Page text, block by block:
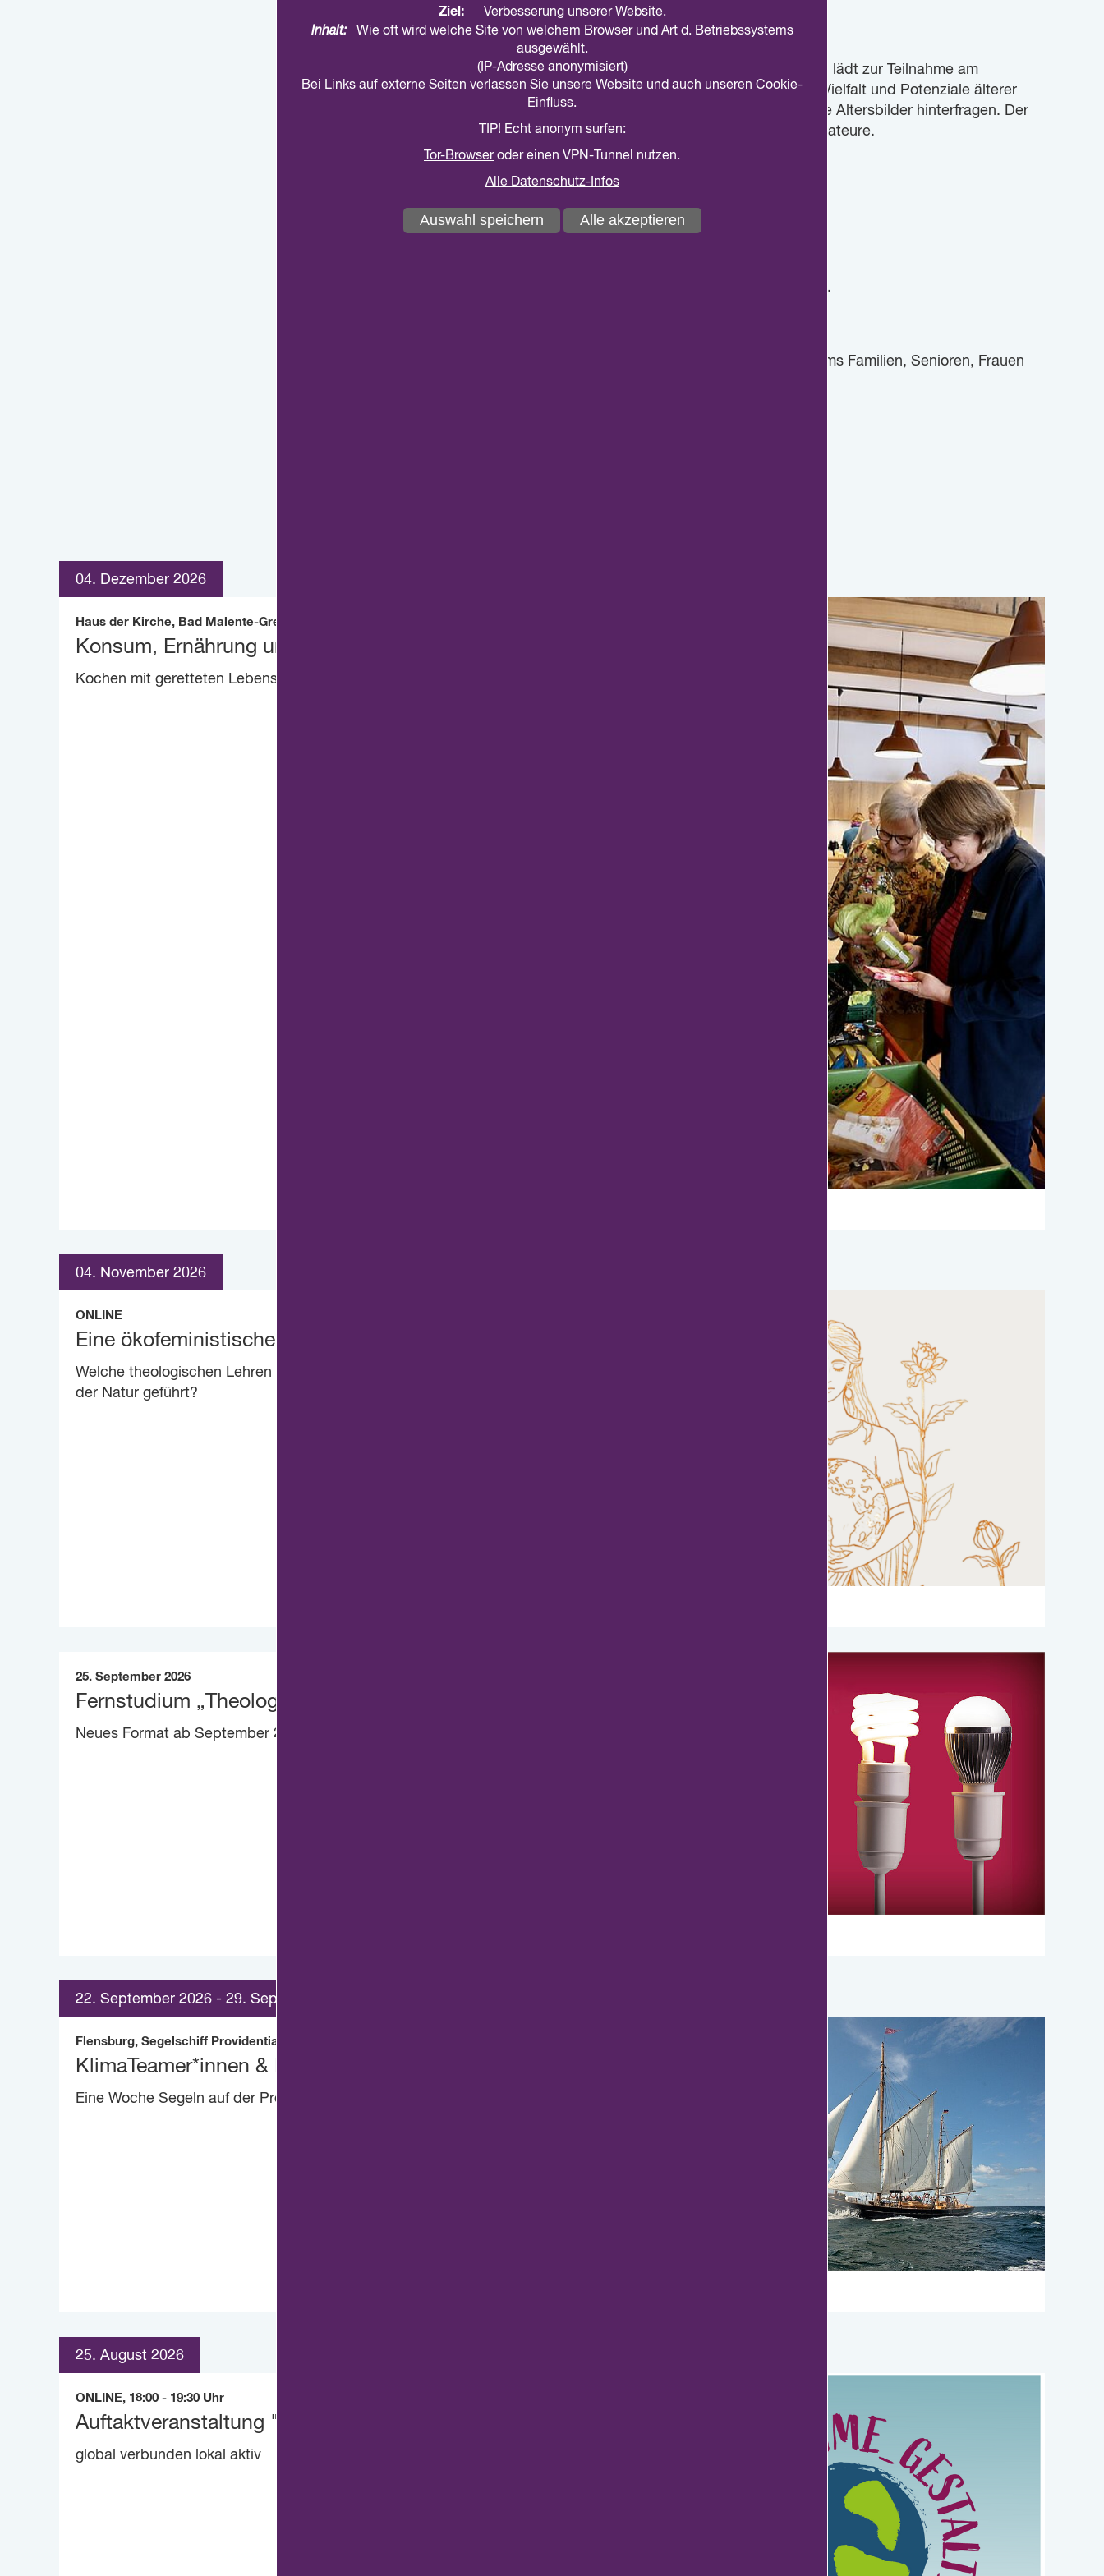
teilen drucken
Die BAGSO - Bundesarbeitsgemeinschaft der Seniorenorganisationen lädt zur Teilnahme am
Fotowettbewerb "VielfALT"ein. Gesucht werden Fotografien, die die Vielfalt und Potenziale älterer
Menschen in der heutigen Gesellschaft dokumentieren und stereotype Altersbilder hinterfragen. Der
Fotowettbewerb VielfALT richtet sich sowohl an Profis als auch an Amateure.
• Das bin ich. Individuell im Alter.
• Mittendrin. Aktiv und engagiert bis ins hohe Alter.
• Licht und Schatten. Herausforderungen im Alter.
Eine unabhängige Jury vergibt Preise im Gesamtwert von 19.000 Euro.
des Bundesministeriums Familien, Senioren, Frauen
04. Dezember 2026
Haus der Kirche, Bad Malente-Gremsmühlen
Konsum, Ernährung und Artenvielfalt
Kochen mit geretteten Lebensmitteln
04. November 2026
ONLINE
Eine ökofeministische Theologie der Erde
Welche theologischen Lehren haben zu einer ausbeuterischen Haltung gegenüber
der Natur geführt?
25. September 2026
Fernstudium „Theologie heute“
Neues Format ab September 2026
22. September 2026 - 29. September 2026
Flensburg, Segelschiff Providentia
KlimaTeamer*innen & Friends-Törn
Eine Woche Segeln auf der Providentia.
25. August 2026
ONLINE, 18:00 - 19:30 Uhr
Auftaktveranstaltung "lebens_räume_gestalten"*
global verbunden lokal aktiv
Ziel: Verbesserung unserer Website.
Inhalt: Wie oft wird welche Site von welchem Browser und Art d. Betriebssystems
ausgewählt.
(IP-Adresse anonymisiert)
Bei Links auf externe Seiten verlassen Sie unsere Website und auch unseren Cookie-
Einfluss.
TIP! Echt anonym surfen:
Tor-Browseroder einen VPN-Tunnel nutzen.
Alle Datenschutz-Infos
Auswahl speichern Alle akzeptieren